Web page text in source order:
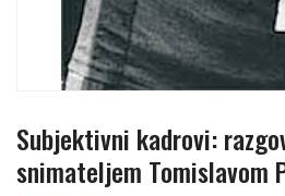
Subjektivni kadrovi:
snimateljem Tomislavom